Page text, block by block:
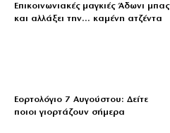
Επικοινωνιακές μαγκιές Άδωνι μπας
και αλλάξει την… καμένη ατζέντα
Εορτολόγιο 7 Αυγούστου: Δείτε
ποιοι γιορτάζουν σήμερα